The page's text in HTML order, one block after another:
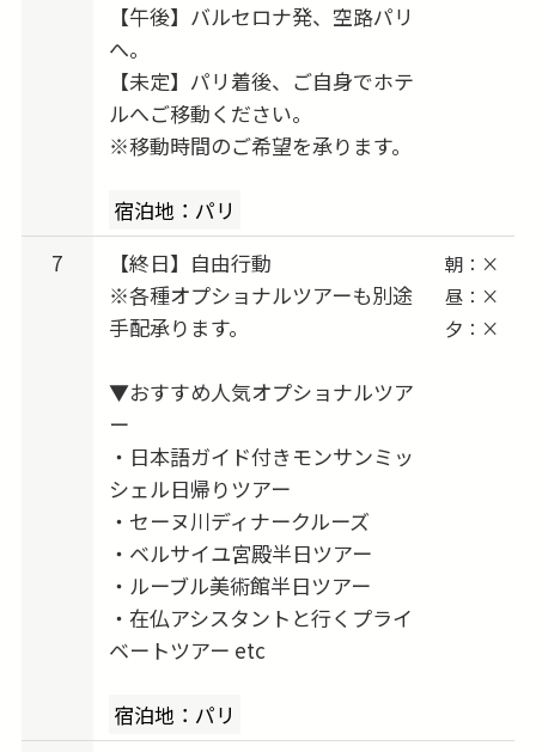
【午後】バルセロナ発、空路パリ
へ。
【未定】パリ着後、ご自身でホテ
ルへご移動ください。
※移動時間のご希望を承ります。
宿泊地：パリ
7
【終日】自由行動
※各種オプショナルツアーも別途
手配承ります。
▼おすすめ人気オプショナルツア
ー
・日本語ガイド付きモンサンミッ
シェル日帰りツアー
・セーヌ川ディナークルーズ
・ベルサイユ宮殿半日ツアー
・ルーブル美術館半日ツアー
・在仏アシスタントと行くプライ
ベートツアー etc
宿泊地：パリ
朝：×
昼：×
夕：×